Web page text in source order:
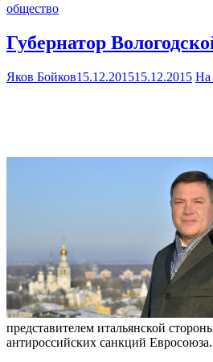
общество
Губернатор
Яков Бойков15.12.201515.12.2015 На
представителем итальянской
антироссийских санкций Евросоюза.